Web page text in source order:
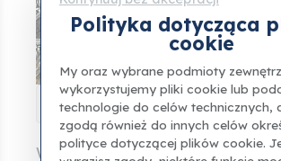
Pokój Heliodora - Sufit
W niektórych groteskach i
Polityka dotycząca
cookie
My oraz wybrane podmioty
wykorzystujemy pliki cookie lub
technologie do celów technicznych,
zgodą również do innych celów
polityce dotyczącej plików cookie.